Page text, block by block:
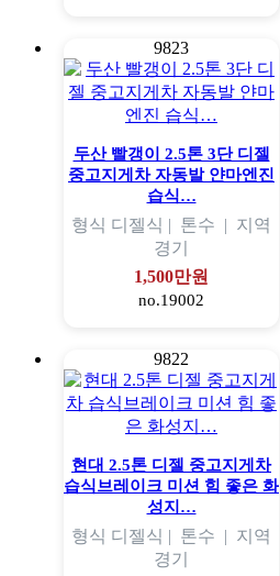
9823
두산 빨갱이 2.5톤 3단 디젤
중고지게차 자동발 얀마엔진
습식…
형식 디젤식 | 톤수 | 지역
경기
1,500만원
no.19002
9822
현대 2.5톤 디젤 중고지게차
습식브레이크 미션 힘 좋은 화
성지…
형식 디젤식 | 톤수 | 지역
경기